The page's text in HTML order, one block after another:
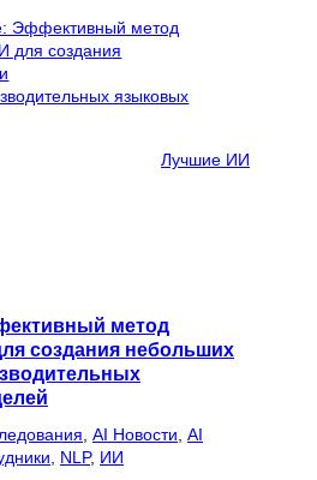
Лучшие ИИ
метод
создания небольших
AI Новости AI
NLP, ИИ